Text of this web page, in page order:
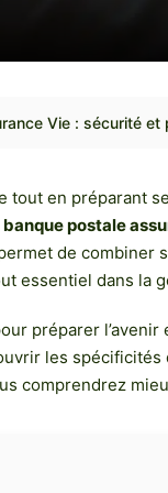
Vie : sécurité
en préparant
banque postale
de combiner
essentiel dans la
préparer
les
comprendrez